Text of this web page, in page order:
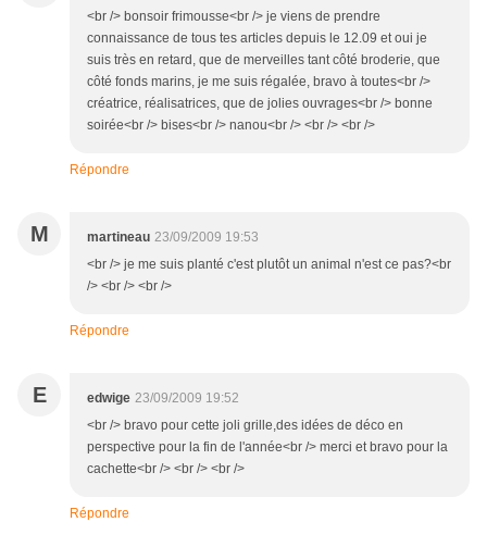
<br /> bonsoir frimousse<br /> je viens de prendre
connaissance de tous tes articles depuis le 12.09 et oui je
suis très en retard, que de merveilles tant côté broderie, que
côté fonds marins, je me suis régalée, bravo à toutes<br />
créatrice, réalisatrices, que de jolies ouvrages<br /> bonne
soirée<br /> bises<br /> nanou<br /> <br /> <br />
Répondre
M martineau 23/09/2009 19:53
<br /> je me suis planté c'est plutôt un animal n'est ce pas?<br
/> <br /> <br />
Répondre
E edwige 23/09/2009 19:52
<br /> bravo pour cette joli grille,des idées de déco en
perspective pour la fin de l'année<br /> merci et bravo pour la
cachette<br /> <br /> <br />
Répondre